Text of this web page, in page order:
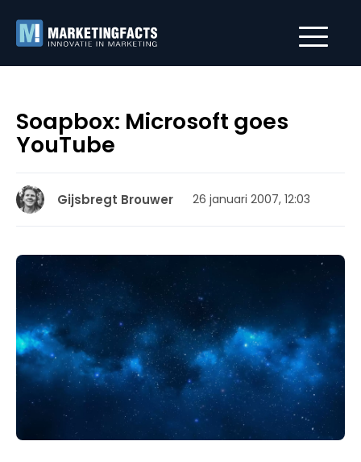
Soapbox: Microsoft goes
YouTube
Gijsbregt Brouwer 26 januari 2007, 12:03